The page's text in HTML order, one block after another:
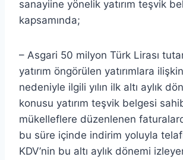
sanayiine yönelik yatırım teşvik
kapsamında;
– Asgari 50 milyon Türk Lirası
yatırım öngörülen yatırımlara
nedeniyle ilgili yılın ilk altı aylık
konusu yatırım teşvik belgesi
mükelleflere düzenlenen
bu süre içinde indirim yoluyla
KDV’nin bu altı aylık dönemi